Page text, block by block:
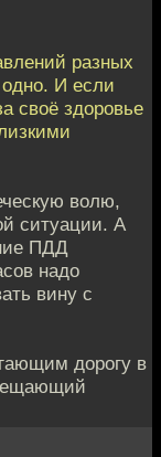
разных
И если
своё здоровье
волю,
ситуации. А
ПДД
надо
вину с
дорогу в